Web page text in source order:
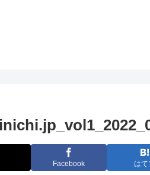
Facebook はて